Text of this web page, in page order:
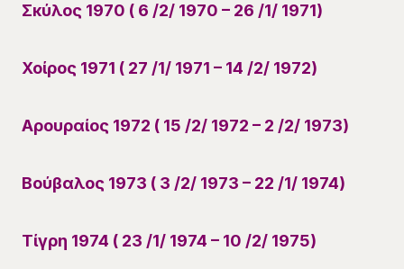
Σκύλος 1970 ( 6 /2/ 1970 – 26 /1/ 1971)
Χοίρος 1971 ( 27 /1/ 1971 – 14 /2/ 1972)
Αρουραίος 1972 ( 15 /2/ 1972 – 2 /2/ 1973)
Βούβαλος 1973 ( 3 /2/ 1973 – 22 /1/ 1974)
Τίγρη 1974 ( 23 /1/ 1974 – 10 /2/ 1975)